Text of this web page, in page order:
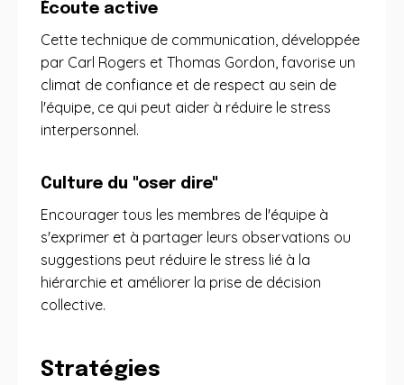
Écoute active
Cette technique de communication, développée
par Carl Rogers et Thomas Gordon, favorise un
climat de confiance et de respect au sein de
l'équipe, ce qui peut aider à réduire le stress
interpersonnel.
Culture du "oser dire"
Encourager tous les membres de l'équipe à
s'exprimer et à partager leurs observations ou
suggestions peut réduire le stress lié à la
hiérarchie et améliorer la prise de décision
collective.
Stratégies